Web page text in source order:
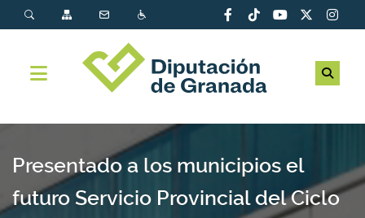
Presentado a los municipios el
futuro Servicio Provincial del Ciclo